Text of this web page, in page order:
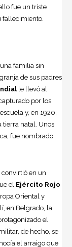
fue un triste
fallecimiento.
familia sin
de sus padres
le llevó al
por los
y, en 1920,
tierra natal. Unos
fue nombrado
en un
el Ejército Rojo
Oriental y
en Belgrado, la
el
de hecho, se
el arraigo que